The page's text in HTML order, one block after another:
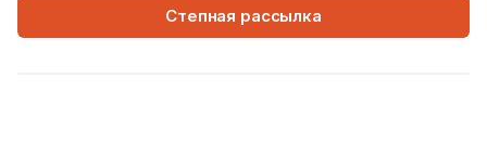
Степная рассылка